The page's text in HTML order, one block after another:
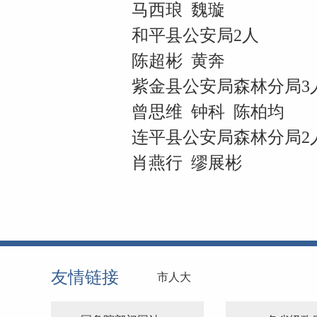
马西琅 魏璇
和平县公安局2人
陈超彬 黄奔
紫金县公安局森林分局3
曾思维 钟科 陈柏均
连平县公安局森林分局2
肖燕行 缪展彬
友情链接 市人大